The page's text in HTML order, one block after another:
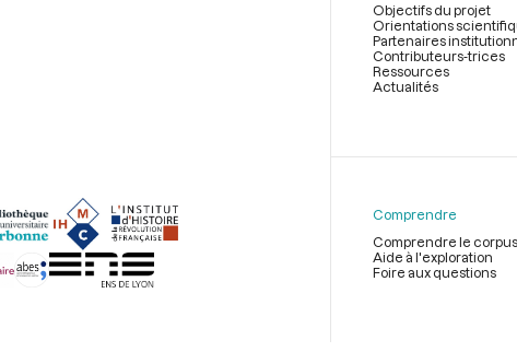
page
Objectifs du projet
Orientations
Partenaires
Contributeurs-trices
Ressources
Actualités
Comprendre
Comprendre le corpus
Aide à l'exploration
Foire aux questions